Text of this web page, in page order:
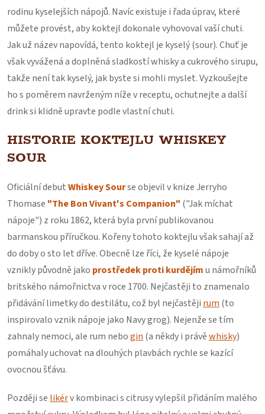
rodinu kyselejších nápojů. Navíc existuje i řada úprav, které
můžete provést, aby koktejl dokonale vyhovoval vaší chuti.
Jak už název napovídá, tento koktejl je kyselý (sour). Chuť je
však vyvážená a doplněná sladkostí whisky a cukrového sirupu,
takže není tak kyselý, jak byste si mohli myslet. Vyzkoušejte
ho s poměrem navrženým níže v receptu, ochutnejte a další
drink si klidně upravte podle vlastní chuti.
HISTORIE KOKTEJLU WHISKEY
SOUR
Oficiální debutWhiskey Sourse objevil v knize Jerryho
Thomase "The Bon Vivant's Companion" ("Jak míchat
nápoje") z roku 1862, která byla první publikovanou
barmanskou příručkou. Kořeny tohoto koktejlu však sahají až
do doby o sto let dříve. Obecně lze říci, že kyselé nápoje
vznikly původně jako prostředek proti kurdějímu námořníků
britského námořnictva v roce 1700. Nejčastěji to znamenalo
přidávání limetky do destilátu, což byl nejčastěji rum (to
inspirovalo vznik nápoje jako Navy grog). Nejenže se tím
zahnaly nemoci, ale rum nebogin (a někdy i právěwhisky)
pomáhaly uchovat na dlouhých plavbách rychle se kazící
ovocnou šťávu.
Později se likérv kombinaci s citrusy vylepšil přidáním malého